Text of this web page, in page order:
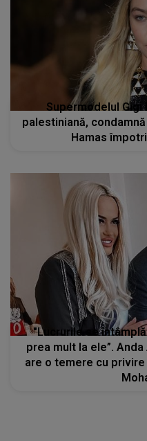
Supermodelul Gigi
palestiniană,
Hamas
"Lucrurile se
prea mult la ele”.
are o temere cu